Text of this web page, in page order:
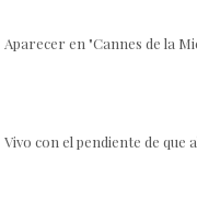
Aparecer en "Cannes de la
Vivo con el pendiente de que